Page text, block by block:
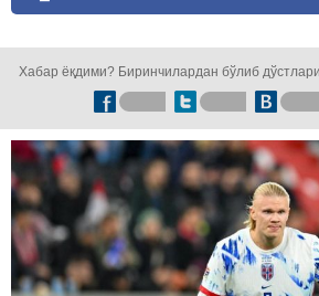
Хабар ёқдими? Биринчилардан бўлиб